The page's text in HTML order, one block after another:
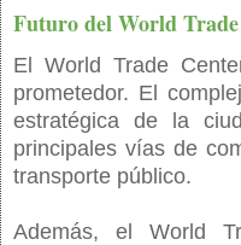
Futuro del World
El World Trade
prometedor. El
estratégica de la
principales vías de
transporte público.
Además, el World